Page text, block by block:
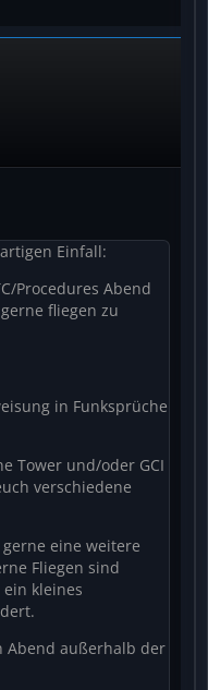
Einfall:
Procedures Abend
fliegen zu
in Funksprüche
Tower und/oder GCI
verschiedene
eine weitere
Fliegen sind
kleines
Abend außerhalb der